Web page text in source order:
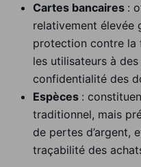
Cartes bancaires :
relativement élevée
protection contre la
les utilisateurs à
confidentialité des
Espèces :
traditionnel, mais
de pertes d’argent,
traçabilité des